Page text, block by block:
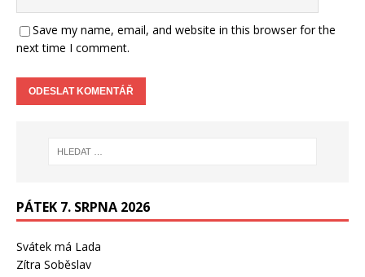
Save my name, email, and website in this browser for the
next time I comment.
PÁTEK 7. SRPNA 2026
Svátek má Lada
Zítra Soběslav